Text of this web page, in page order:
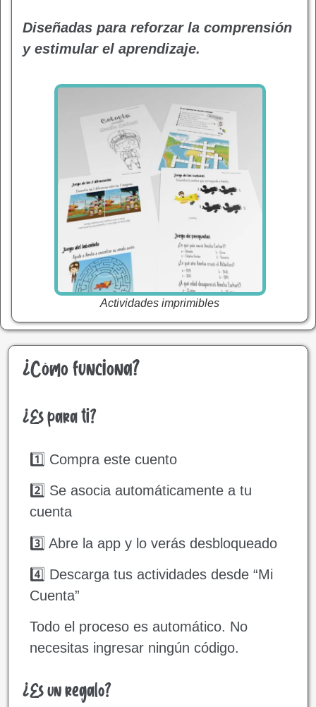
Diseñadas para reforzar la comprensión
y estimular el aprendizaje.
Actividades imprimibles
¿Cómo funciona?
¿Es para ti?
1️⃣ Compra este cuento
2️⃣ Se asocia automáticamente a tu
cuenta
3️⃣ Abre la app y lo verás desbloqueado
4️⃣ Descarga tus actividades desde “Mi
Cuenta”
Todo el proceso es automático. No
necesitas ingresar ningún código.
¿Es un regalo?